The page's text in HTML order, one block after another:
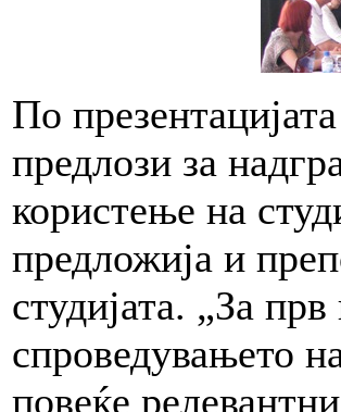
По
предлози за
користење на
предложија и
студијата. „За
спроведувањето
повеќе